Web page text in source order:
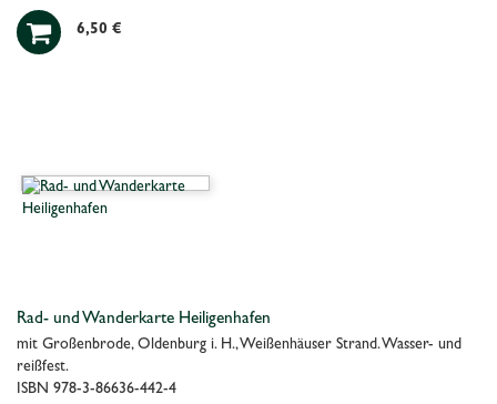
 6,50 €
Rad- und Wanderkarte Heiligenhafen
mit Großenbrode, Oldenburg i. H., Weißenhäuser Strand. Wasser- und
reißfest.
ISBN 978-3-86636-442-4